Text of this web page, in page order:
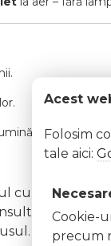
solară
cu ochii. În
un
În caz de
Acest
Folosim
tale aici:
Cookie-
precum